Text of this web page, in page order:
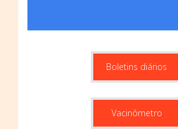
Boletins diários
Vacinômetro